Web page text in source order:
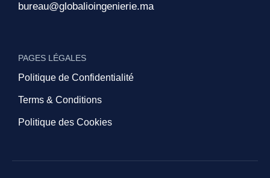
bureau@globalioingenierie.ma
PAGES LÉGALES
Politique de Confidentialité
Terms & Conditions
Politique des Cookies